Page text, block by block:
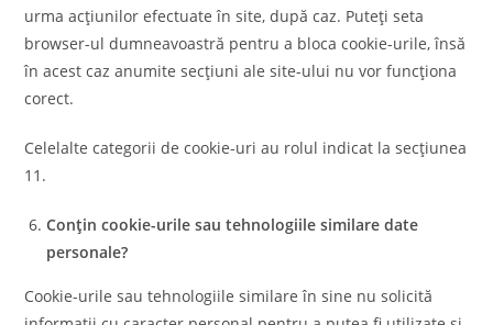
urma acțiunilor efectuate în site, după caz. Puteți seta
browser-ul dumneavoastră pentru a bloca cookie-urile, însă
în acest caz anumite secțiuni ale site-ului nu vor funcționa
corect.
Celelalte categorii de cookie-uri au rolul indicat la secțiunea
11.
Conțin cookie-urile sau tehnologiile similare date
personale?
Cookie-urile sau tehnologiile similare în sine nu solicită